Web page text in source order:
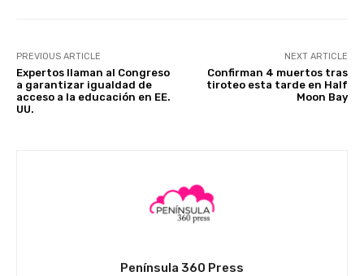
PREVIOUS ARTICLE
Expertos llaman al Congreso
a garantizar igualdad de
acceso a la educación en EE.
UU.
NEXT ARTICLE
Confirman 4 muertos tras
tiroteo esta tarde en Half
Moon Bay
Península 360 Press